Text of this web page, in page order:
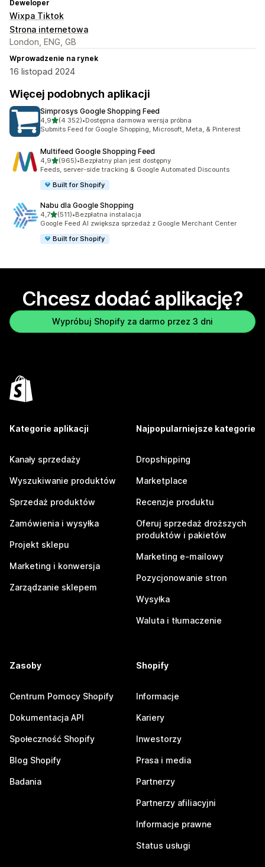
Deweloper
Wixpa Tiktok
Strona internetowa
London, ENG, GB
Wprowadzenie na rynek
16 listopad 2024
Więcej podobnych aplikacji
Simprosys Google Shopping Feed
4,9na 5 gwiazdek
(4 352)
Łączna liczba recenzji: 4352
•Dostępna darmowa wersja próbna
Submits Feed for Google Shopping, Microsoft, Meta, & Pinterest
Multifeed Google Shopping Feed
4,9na 5 gwiazdek
(965)
Łączna liczba recenzji: 965
•Bezpłatny plan jest dostępny
Feeds, server-side tracking & Google Automated Discounts
Built for Shopify
Nabu dla Google Shopping
4,7na 5 gwiazdek
(511)
Łączna liczba recenzji: 511
•Bezpłatna instalacja
Google Feed AI zwiększa sprzedaż z Google Merchant Center
Built for Shopify
Chcesz dodać aplikację?
Wypróbuj Shopify za darmo przez 3 dni
Kategorie aplikacji
Kanały sprzedaży
Wyszukiwanie produktów
Sprzedaż produktów
Zamówienia i wysyłka
Projekt sklepu
Marketing i konwersja
Zarządzanie sklepem
Najpopularniejsze kategorie
Dropshipping
Marketplace
Recenzje produktu
Oferuj sprzedaż droższych
produktów i pakietów
Marketing e-mailowy
Pozycjonowanie stron
Wysyłka
Waluta i tłumaczenie
Zasoby
Centrum Pomocy Shopify
Dokumentacja API
Społeczność Shopify
Blog Shopify
Badania
Shopify
Informacje
Kariery
Inwestorzy
Prasa i media
Partnerzy
Partnerzy afiliacyjni
Informacje prawne
Status usługi